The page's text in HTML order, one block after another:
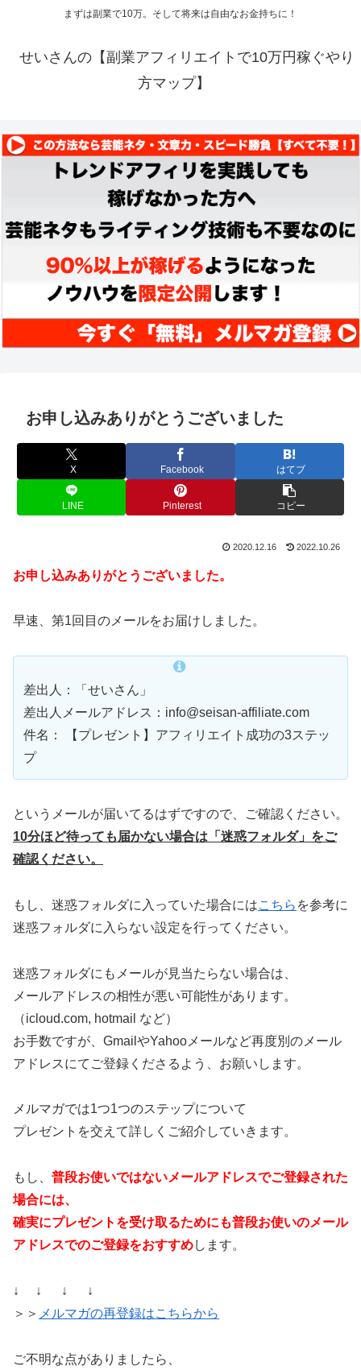
まずは副業で10万。そして将来は自由なお金持ちに！
せいさんの【副業アフィリエイトで10万円稼ぐやり
方マップ】
お申し込みありがとうございました
X Facebook はてブ
LINE Pinterest コピー
2020.12.16 2022.10.26
お申し込みありがとうございました。
早速、第1回目のメールをお届けしました。
差出人：「せいさん」
差出人メールアドレス：info@seisan-affiliate.com
件名： 【プレゼント】アフィリエイト成功の3ステッ
プ
というメールが届いてるはずですので、ご確認ください。
10分ほど待っても届かない場合は「迷惑フォルダ」をご
確認ください。
もし、迷惑フォルダに入っていた場合にはこちら を参考に
迷惑フォルダに入らない設定を行ってください。
迷惑フォルダにもメールが見当たらない場合は、
メールアドレスの相性が悪い可能性があります。
（icloud.com, hotmail など）
お手数ですが、GmailやYahooメールなど再度別のメール
アドレスにてご登録くださるよう、お願いします。
メルマガでは1つ1つのステップについて
プレゼントを交えて詳しくご紹介していきます。
もし、 普段お使いではないメールアドレスでご登録された
場合には、
確実にプレゼントを受け取るためにも普段お使いのメール
アドレスでのご登録をおすすめします。
↓ ↓ ↓ ↓
＞＞ メルマガの再登録はこちらから
ご不明な点がありましたら、